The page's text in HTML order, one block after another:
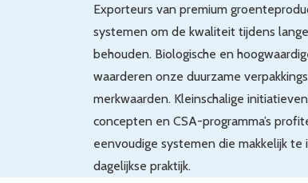
Exporteurs van premium
systemen om de kwaliteit tijdens
behouden. Biologische en
waarderen onze duurzame
merkwaarden. Kleinschalige
concepten en CSA-programma’s
eenvoudige systemen die makkelijk te
dagelijkse praktijk.